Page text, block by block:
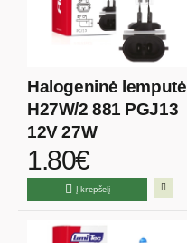
Halogeninė lemputė
H27W/2 881 PGJ13
12V 27W
1.80€
Į krepšelį